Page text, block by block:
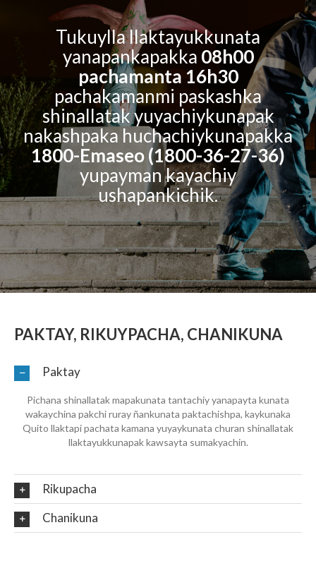
Tukuylla llaktayukkunata
yanapankapakka 08h00
pachamanta 16h30
pachakamanmi paskashka
shinallatak yuyachiykunapak
nakashpaka huchachiykunapakka
1800-Emaseo (1800-36-27-36)
yupayman kayachiy
ushapankichik.
PAKTAY, RIKUYPACHA, CHANIKUNA
Paktay
Pichana shinallatak mapakunata tantachiy yanapayta kunata
wakaychina pakchi ruray ñankunata paktachishpa, kaykunaka
Quito llaktapi pachata kamana yuyaykunata churan shinallatak
llaktayukkunapak kawsayta sumakyachin.
Rikupacha
Chanikuna